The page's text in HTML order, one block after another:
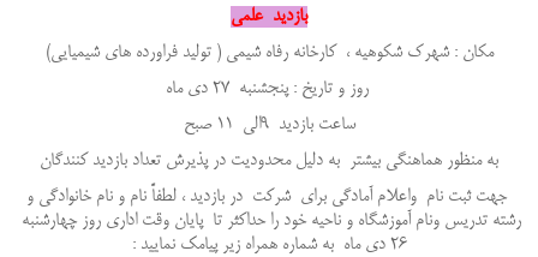
بازدید علمی
مکان : شهرک شکوهیه ، کارخانه رفاه شیمی ( تولید فراورده های شیمیایی)
روز و تاریخ : پنجشنبه 27 دی ماه
ساعت بازدید 9الی 11 صبح
به منظور هماهنگی بیشتر به دلیل محدودیت در پذیرش تعداد بازدید کنندگان
جهت ثبت نام واعلام آمادگی برای شرکت در بازدید ، لطفاً نام و نام خانوادگی و
رشته تدریس ونام آموزشگاه و ناحیه خود را حداکثر تا پایان وقت اداری روز چهارشنبه
26 دی ماه به شماره همراه زیر پیامک نمایید :